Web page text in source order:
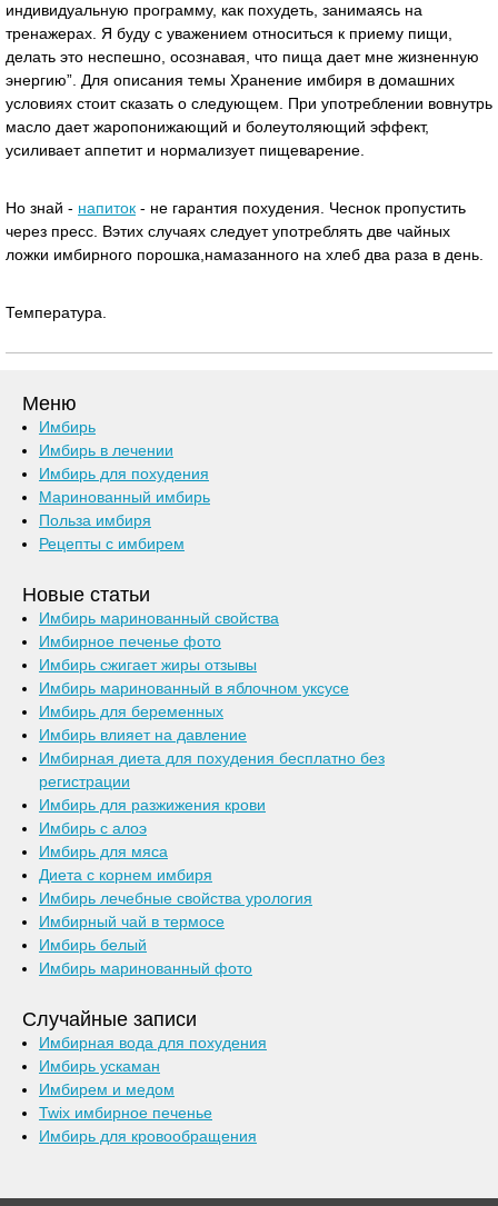
индивидуальную программу, как похудеть, занимаясь на
тренажерах. Я буду с уважением относиться к приему пищи,
делать это неспешно, осознавая, что пища дает мне жизненную
энергию”. Для описания темы Хранение имбиря в домашних
условиях стоит сказать о следующем. При употреблении вовнутрь
масло дает жаропонижающий и болеутоляющий эффект,
усиливает аппетит и нормализует пищеварение.
Но знай - напиток - не гарантия похудения. Чеснок пропустить
через пресс. Вэтих случаях следует употреблять две чайных
ложки имбирного порошка,намазанного на хлеб два раза в день.
Температура.
Меню
Имбирь
Имбирь в лечении
Имбирь для похудения
Маринованный имбирь
Польза имбиря
Рецепты с имбирем
Новые статьи
Имбирь маринованный свойства
Имбирное печенье фото
Имбирь сжигает жиры отзывы
Имбирь маринованный в яблочном уксусе
Имбирь для беременных
Имбирь влияет на давление
Имбирная диета для похудения бесплатно без
регистрации
Имбирь для разжижения крови
Имбирь с алоэ
Имбирь для мяса
Диета с корнем имбиря
Имбирь лечебные свойства урология
Имбирный чай в термосе
Имбирь белый
Имбирь маринованный фото
Случайные записи
Имбирная вода для похудения
Имбирь ускаман
Имбирем и медом
Twix имбирное печенье
Имбирь для кровообращения